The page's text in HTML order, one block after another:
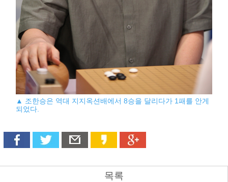
▲ 조한승은 역대 지지옥션배에서 8승을 달리다가 1패를 안게
되었다.
목록